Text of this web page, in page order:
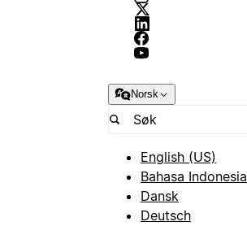
Norsk
English (US)
Bahasa Indonesia
Dansk
Deutsch